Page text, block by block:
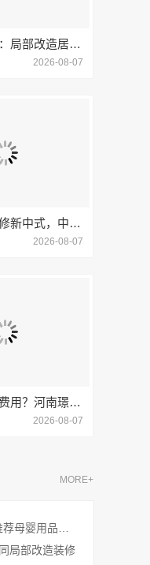
海南万赢饰家：局部改造居室装修明细报价
2026-08-07
毛坯房半包装修新中式，中蓝建投精工细作
2026-08-07
偃师房屋装修费用？河南璟臻环保建材有限公司无隐形消费
2026-08-07
MORE+
局部改造装修